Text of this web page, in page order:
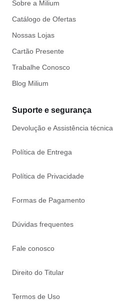
Sobre a Milium
Catálogo de Ofertas
Nossas Lojas
Cartão Presente
Trabalhe Conosco
Blog Milium
Suporte e segurança
Devolução e Assistência técnica
Política de Entrega
Política de Privacidade
Formas de Pagamento
Dúvidas frequentes
Fale conosco
Direito do Titular
Termos de Uso